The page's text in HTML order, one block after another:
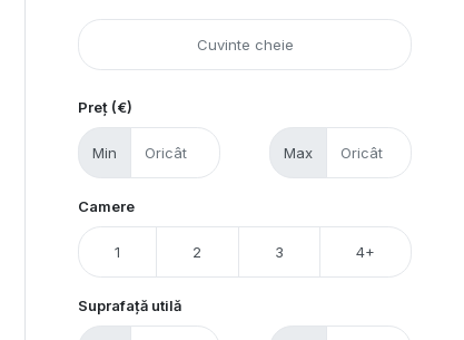
Preț (€)
Min Max
Camere
1 2 3 4+
Suprafață utilă